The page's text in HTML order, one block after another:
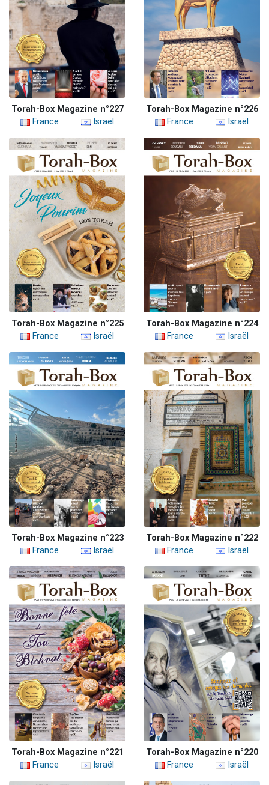
Torah-Box Magazine n°227
France
Israël
Torah-Box Magazine n°226
France
Israël
Torah-Box Magazine n°225
France
Israël
Torah-Box Magazine n°224
France
Israël
Torah-Box Magazine n°223
France
Israël
Torah-Box Magazine n°222
France
Israël
Torah-Box Magazine n°221
France
Israël
Torah-Box Magazine n°220
France
Israël